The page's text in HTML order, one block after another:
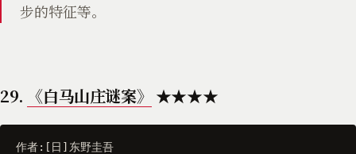
步的特征等。
29. 《白马山庄谜案》 ★★★★
作者:[ 日 ] 东野圭吾